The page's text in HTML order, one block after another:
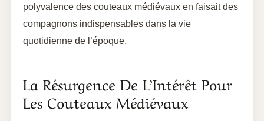
polyvalence des couteaux médiévaux en faisait des
compagnons indispensables dans la vie
quotidienne de l’époque.
La Résurgence De L’Intérêt Pour
Les Couteaux Médiévaux